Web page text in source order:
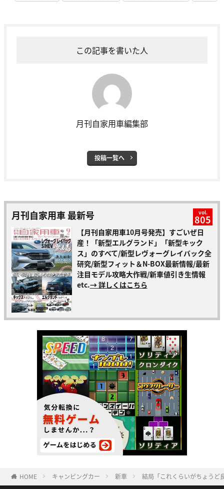
この記事を書いた人
月刊自家用車編集部
投稿一覧へ
月刊自家用車 最新号 vol.
805
【月刊自家用車10月号発売】すごいぜ日
産！「新型エルグランド」「新型キック
ス」のすべて/新型レヴォーグレイバック全
研究/新型フィット＆N-BOX最新情報/最新
注目モデル攻略大作戦/新車値引き生情報
etc.→ 詳しくはこちら
HOME キャンピングカー 新車 結局「これくらいがちょうど